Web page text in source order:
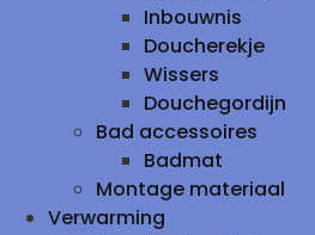
Inbouwnis
Doucherekje
Wissers
Douchegordijn
Bad accessoires
Badmat
Montage materiaal
Verwarming